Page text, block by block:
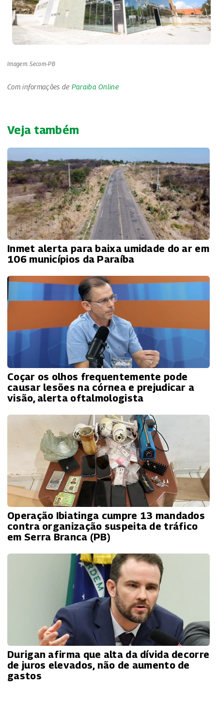
Imagem: Secom-PB
Com informações de Paraiba Online
Veja também
Inmet alerta para baixa umidade do ar em
106 municípios da Paraíba
Coçar os olhos frequentemente pode
causar lesões na córnea e prejudicar a
visão, alerta oftalmologista
Operação Ibiatinga cumpre 13 mandados
contra organização suspeita de tráfico
em Serra Branca (PB)
Durigan afirma que alta da dívida decorre
de juros elevados, não de aumento de
gastos